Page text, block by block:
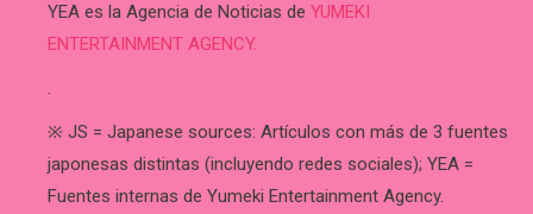
YEA es la Agencia de Noticias de YUMEKI
ENTERTAINMENT AGENCY.
.
※ JS = Japanese sources: Artículos con más de 3 fuentes
japonesas distintas (incluyendo redes sociales); YEA =
Fuentes internas de Yumeki Entertainment Agency.